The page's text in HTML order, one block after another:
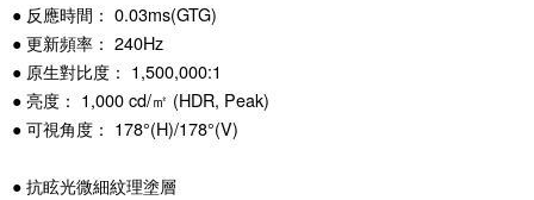
● 反應時間： 0.03ms(GTG)
● 更新頻率： 240Hz
● 原生對比度： 1,500,000:1
● 亮度： 1,000 cd/㎡ (HDR, Peak)
● 可視角度： 178°(H)/178°(V)
● 抗眩光微細紋理塗層